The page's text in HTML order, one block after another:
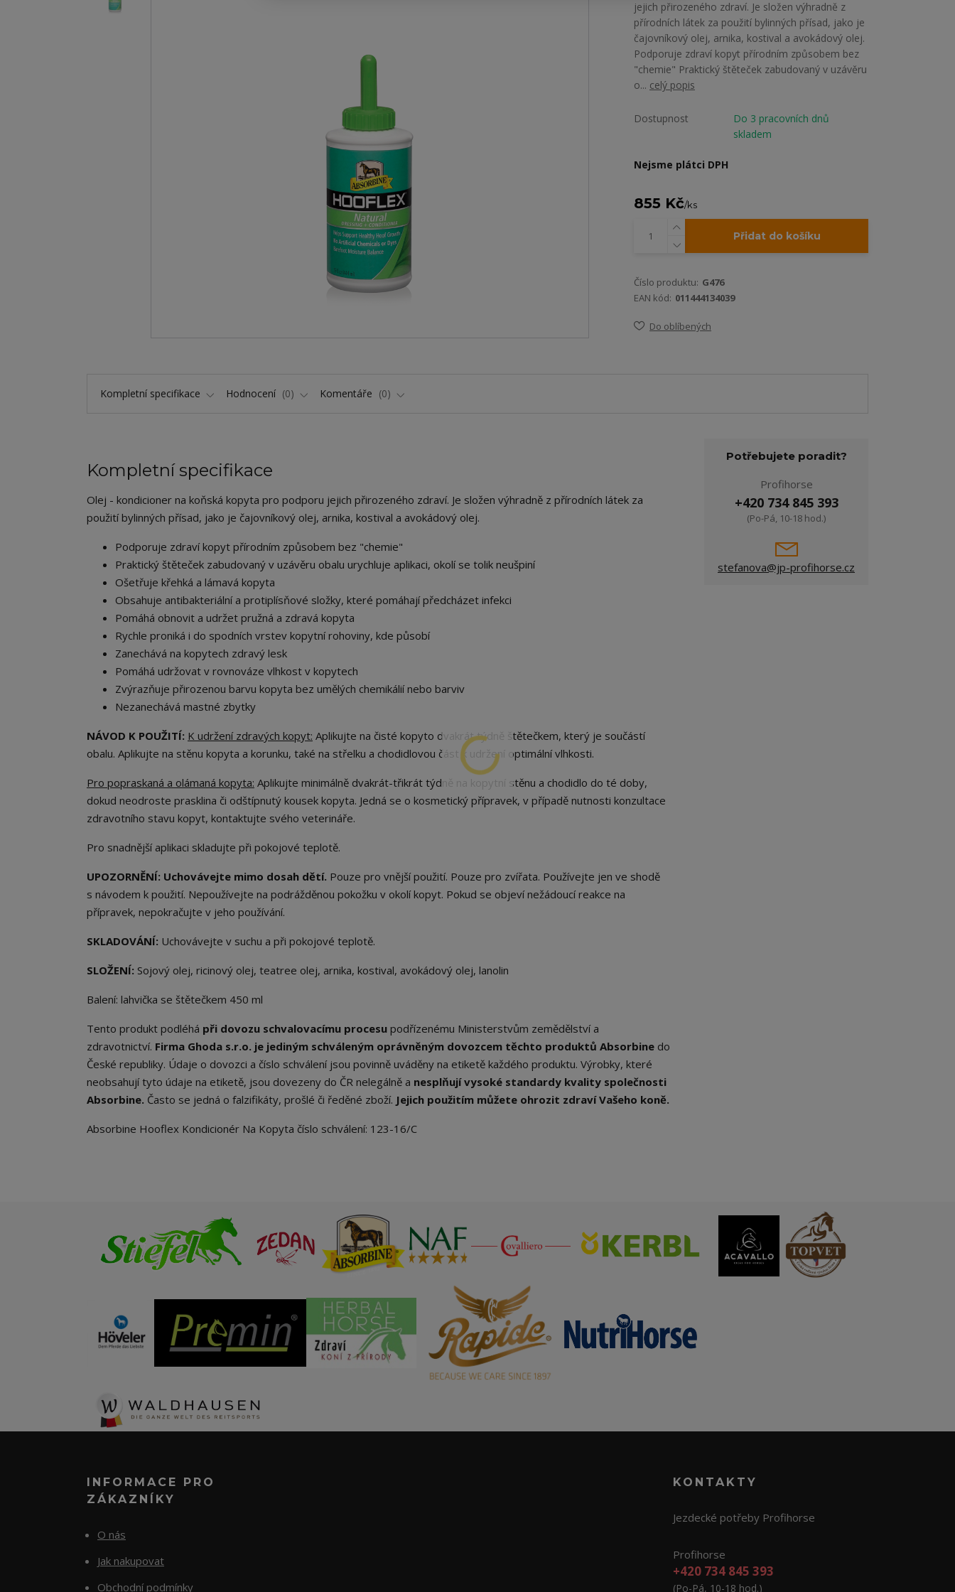
jejich přirozeného zdraví. Je složen výhradně z
přírodních látek za použití bylinných přísad, jako je
čajovníkový olej, arnika, kostival a avokádový olej.
Podporuje zdraví kopyt přírodním způsobem bez
"chemie" Praktický štěteček zabudovaný v uzávěru
o... celý popis
Dostupnost
Do 3 pracovních dnů
skladem
Nejsme plátci DPH
855 Kč/ks
Přidat do košíku
Číslo produktu: G476
EAN kód: 011444134039
Do oblíbených
Kompletní specifikace Hodnocení 0 Komentáře 0
Kompletní specifikace
Olej - kondicioner na koňská kopyta pro podporu jejich přirozeného zdraví. Je složen výhradně z přírodních látek za
použití bylinných přísad, jako je čajovníkový olej, arnika, kostival a avokádový olej.
Podporuje zdraví kopyt přírodním způsobem bez "chemie"
Praktický štěteček zabudovaný v uzávěru obalu urychluje aplikaci, okolí se tolik neušpiní
Ošetřuje křehká a lámavá kopyta
Obsahuje antibakteriální a protiplísňové složky, které pomáhají předcházet infekci
Pomáhá obnovit a udržet pružná a zdravá kopyta
Rychle proniká i do spodních vrstev kopytní rohoviny, kde působí
Zanechává na kopytech zdravý lesk
Pomáhá udržovat v rovnováze vlhkost v kopytech
Zvýrazňuje přirozenou barvu kopyta bez umělých chemikálií nebo barviv
Nezanechává mastné zbytky
NÁVOD K POUŽITÍ: K udržení zdravých kopyt: Aplikujte na čisté kopyto dvakrát týdně štětečkem, který je součástí
obalu. Aplikujte na stěnu kopyta a korunku, také na střelku a chodidlovou část k udržení optimální vlhkosti.
Pro popraskaná a olámaná kopyta: Aplikujte minimálně dvakrát-třikrát týdně na kopytní stěnu a chodidlo do té doby,
dokud neodroste prasklina či odštípnutý kousek kopyta. Jedná se o kosmetický přípravek, v případě nutnosti konzultace
zdravotního stavu kopyt, kontaktujte svého veterináře.
Pro snadnější aplikaci skladujte při pokojové teplotě.
UPOZORNĚNÍ: Uchovávejte mimo dosah dětí. Pouze pro vnější použití. Pouze pro zvířata. Používejte jen ve shodě
s návodem k použití. Nepoužívejte na podrážděnou pokožku v okolí kopyt. Pokud se objeví nežádoucí reakce na
přípravek, nepokračujte v jeho používání.
SKLADOVÁNÍ: Uchovávejte v suchu a při pokojové teplotě.
SLOŽENÍ: Sojový olej, ricinový olej, teatree olej, arnika, kostival, avokádový olej, lanolin
Balení: lahvička se štětečkem 450 ml
Tento produkt podléhá při dovozu schvalovacímu procesu podřízenému Ministerstvům zemědělství a
zdravotnictví. Firma Ghoda s.r.o. je jediným schváleným oprávněným dovozcem těchto produktů Absorbine do
České republiky. Údaje o dovozci a číslo schválení jsou povinně uváděny na etiketě každého produktu. Výrobky, které
neobsahují tyto údaje na etiketě, jsou dovezeny do ČR nelegálně a nesplňují vysoké standardy kvality společnosti
Absorbine. Často se jedná o falzifikáty, prošlé či ředěné zboží. Jejich použitím můžete ohrozit zdraví Vašeho koně.
Absorbine Hooflex Kondicionér Na Kopyta číslo schválení: 123-16/C
Potřebujete poradit?
Profihorse
+420 734 845 393
(Po-Pá, 10-18 hod.)
stefanova@jp-profihorse.cz
INFORMACE PRO
ZÁKAZNÍKY
O nás
Jak nakupovat
Obchodní podmínky
KONTAKTY
Jezdecké potřeby Profihorse
Profihorse
+420 734 845 393
(Po-Pá, 10-18 hod.)